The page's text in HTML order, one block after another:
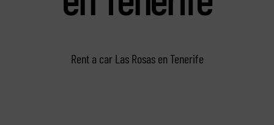
Rent a car Las Rosas en Tenerife